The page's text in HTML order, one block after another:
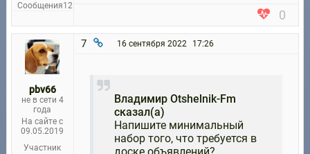
Сообщения12
0
pbv66
не в сети 4
года
На сайте с
09.05.2019
Участник
7 16 сентября 2022 17:26
Владимир Otshelnik-Fm
сказал(а)
Напишите минимальный
набор того, что требуется в